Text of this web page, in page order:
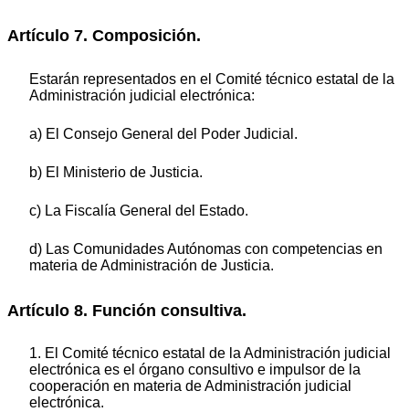
Artículo 7. Composición.
Estarán representados en el Comité técnico estatal de la
Administración judicial electrónica:
a) El Consejo General del Poder Judicial.
b) El Ministerio de Justicia.
c) La Fiscalía General del Estado.
d) Las Comunidades Autónomas con competencias en
materia de Administración de Justicia.
Artículo 8. Función consultiva.
1. El Comité técnico estatal de la Administración judicial
electrónica es el órgano consultivo e impulsor de la
cooperación en materia de Administración judicial
electrónica.